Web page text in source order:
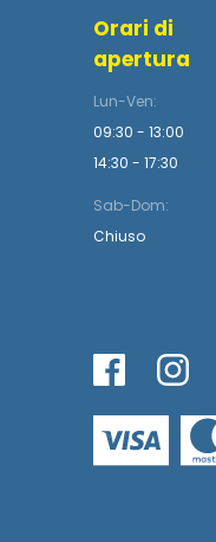
Orari di
apertura
Lun-Ven:
09:30 - 13:00
14:30 - 17:30
Sab-Dom:
Chiuso